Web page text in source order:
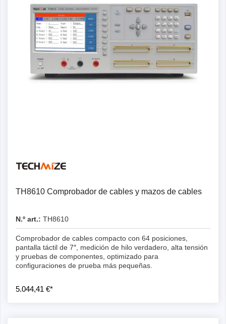
TH8610 Comprobador de cables y mazos de cables
N.º art.: TH8610
Comprobador de cables compacto con 64 posiciones,
pantalla táctil de 7″, medición de hilo verdadero, alta tensión
y pruebas de componentes, optimizado para
configuraciones de prueba más pequeñas.
5.044,41 €*